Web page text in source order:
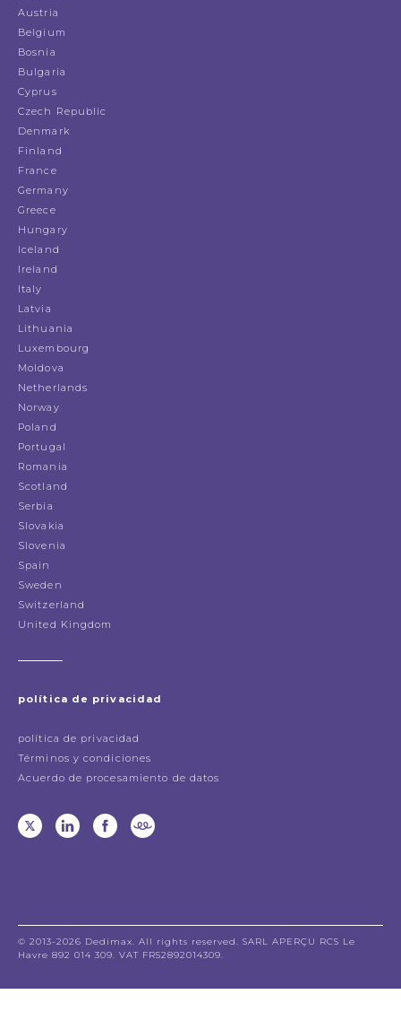
Austria
Belgium
Bosnia
Bulgaria
Cyprus
Czech Republic
Denmark
Finland
France
Germany
Greece
Hungary
Iceland
Ireland
Italy
Latvia
Lithuania
Luxembourg
Moldova
Netherlands
Norway
Poland
Portugal
Romania
Scotland
Serbia
Slovakia
Slovenia
Spain
Sweden
Switzerland
United Kingdom
política de privacidad
política de privacidad
Términos y condiciones
Acuerdo de procesamiento de datos
© 2013-2026 Dedimax. All rights reserved. SARL APERÇU RCS Le
Havre 892 014 309. VAT FR52892014309.